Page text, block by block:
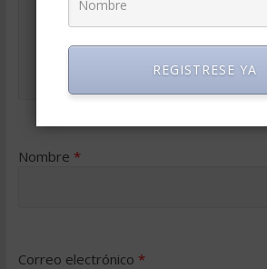
Nombre *
Correo electrónico *
REGISTRESE YA